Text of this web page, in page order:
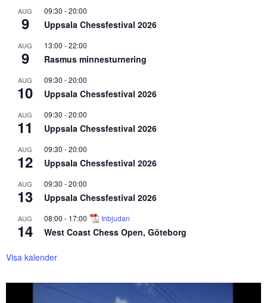
AUG
9
09:30 -20:00
Uppsala Chessfestival 2026
AUG
9
13:00 -22:00
Rasmus minnesturnering
AUG
10
09:30 -20:00
Uppsala Chessfestival 2026
AUG
11
09:30 -20:00
Uppsala Chessfestival 2026
AUG
12
09:30 -20:00
Uppsala Chessfestival 2026
AUG
13
09:30 -20:00
Uppsala Chessfestival 2026
AUG
14
08:00 - 17:00 Inbjudan
West Coast Chess Open, Göteborg
Visa kalender